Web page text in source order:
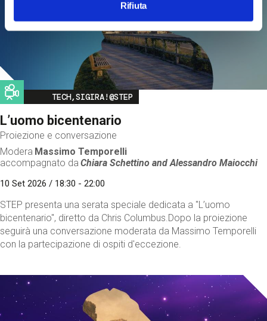
Rifiuta
Image
TECH,SIGIRA!@STEP
L’uomo bicentenario
Proiezione e conversazione
Modera Massimo Temporelli
accompagnato da Chiara Schettino andAlessandro Maiocchi
10 Set 2026 / 18:30 - 22:00
STEP presenta una serata speciale dedicata a "L’uomo
bicentenario", diretto da Chris Columbus.Dopo la proiezione
seguirà una conversazione moderata da Massimo Temporelli
con la partecipazione di ospiti d'eccezione.